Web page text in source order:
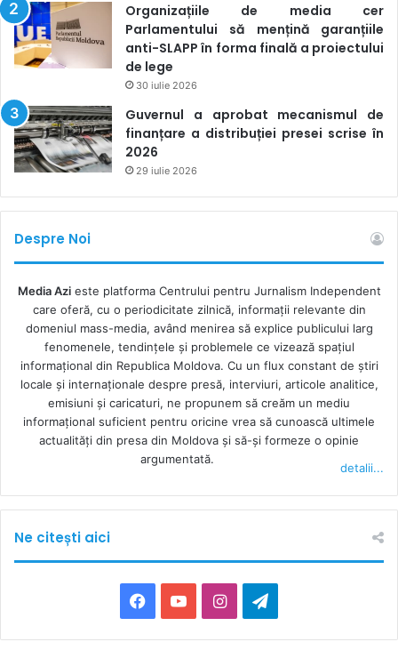
Organizațiile de media cer
Parlamentului să mențină garanțiile
anti-SLAPP în forma finală a proiectului
de lege
30 iulie 2026
Guvernul a aprobat mecanismul de
finanțare a distribuției presei scrise în
2026
29 iulie 2026
Despre Noi
Media Azieste platforma Centrului pentru Jurnalism Independent
care oferă, cu o periodicitate zilnică, informații relevante din
domeniul mass-media, având menirea să explice publicului larg
fenomenele, tendințele și problemele ce vizează spațiul
informațional din Republica Moldova. Cu un flux constant de ştiri
locale şi internaţionale despre presă, interviuri, articole analitice,
emisiuni și caricaturi, ne propunem să creăm un mediu
informaţional suficient pentru oricine vrea să cunoască ultimele
actualităţi din presa din Moldova şi să-şi formeze o opinie
argumentată.
detalii...
Ne citești aici
a
o
I
n
e